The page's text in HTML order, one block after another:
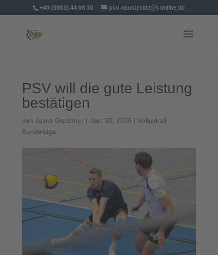
+49 (3981) 44 08 30 psv-neustrelitz@t-online.de
PSV will die gute Leistung
bestätigen
von Jesco Genzmer | Jan. 30, 2026 | Volleyball
Bundesliga